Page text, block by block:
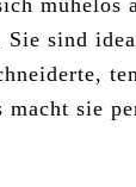
mühelos
Sie sind
sie